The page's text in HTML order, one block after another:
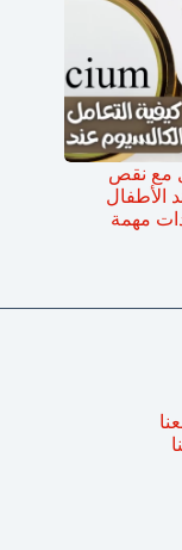
مع نقص
الأطفال
مهمة